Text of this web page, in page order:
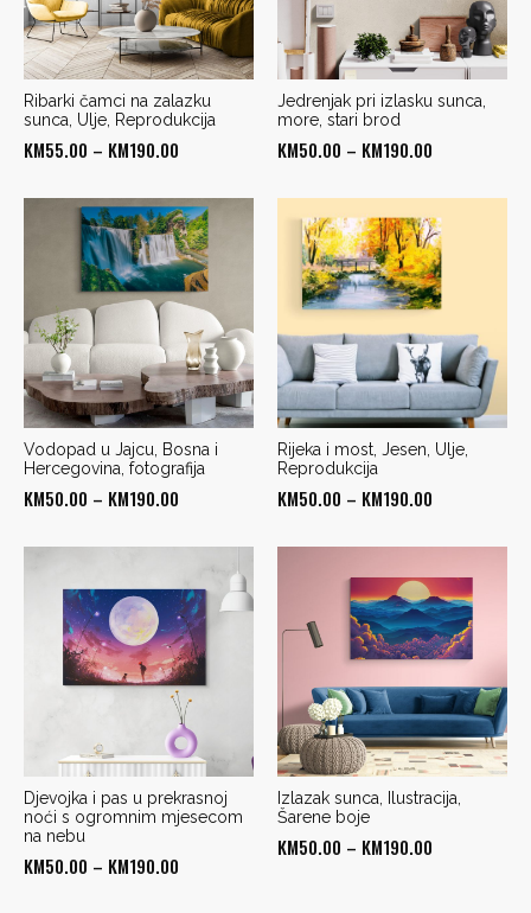
Ribarki čamci na zalazku
sunca, Ulje, Reprodukcija
KM55.00 – KM190.00
KM55.00
through
KM190.00
Jedrenjak pri izlasku sunca,
more, stari brod
KM50.00 – KM190.00
KM50.00
through
KM190.00
Vodopad u Jajcu, Bosna i
Hercegovina, fotografija
KM50.00 – KM190.00
KM50.00
through
KM190.00
Rijeka i most, Jesen, Ulje,
Reprodukcija
KM50.00 – KM190.00
KM50.00
through
KM190.00
Djevojka i pas u prekrasnoj
noći s ogromnim mjesecom
na nebu
KM50.00 – KM190.00
Izlazak sunca, Ilustracija,
Šarene boje
KM50.00 – KM190.00